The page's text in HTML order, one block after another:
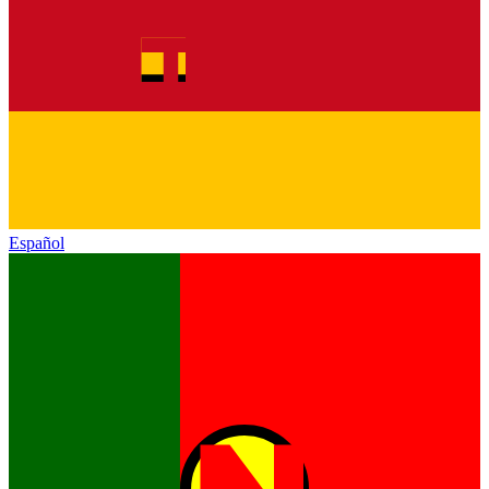
Español